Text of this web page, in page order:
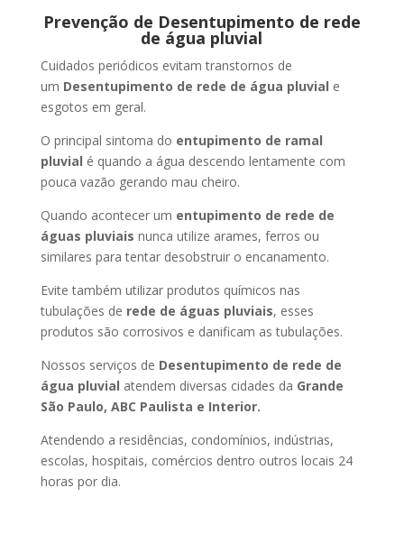
Prevenção de Desentupimento de rede
de água pluvial
Cuidados periódicos evitam transtornos de
um Desentupimento de rede de água pluvial e
esgotos em geral.
O principal sintoma do entupimento de ramal
pluvial é quando a água descendo lentamente com
pouca vazão gerando mau cheiro.
Quando acontecer um entupimento de rede de
águas pluviais nunca utilize arames, ferros ou
similares para tentar desobstruir o encanamento.
Evite também utilizar produtos químicos nas
tubulações de rede de águas pluviais, esses
produtos são corrosivos e danificam as tubulações.
Nossos serviços de Desentupimento de rede de
água pluvial atendem diversas cidades da Grande
São Paulo, ABC Paulista e Interior.
Atendendo a residências, condomínios, indústrias,
escolas, hospitais, comércios dentro outros locais 24
horas por dia.